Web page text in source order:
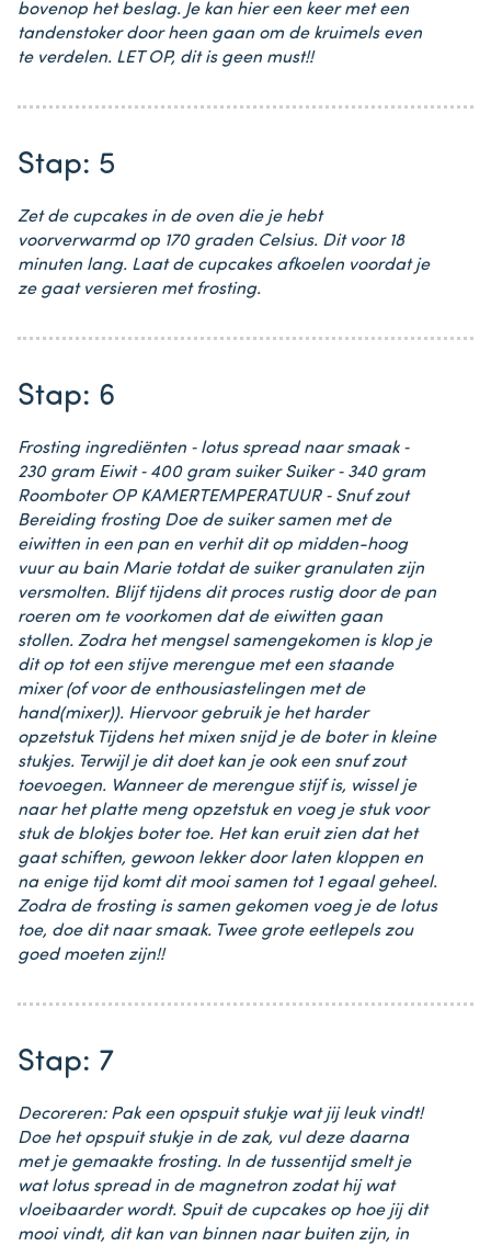
bovenop het beslag. Je kan hier een keer met een
tandenstoker door heen gaan om de kruimels even
te verdelen. LET OP, dit is geen must!!
Stap: 5
Zet de cupcakes in de oven die je hebt
voorverwarmd op 170 graden Celsius. Dit voor 18
minuten lang. Laat de cupcakes afkoelen voordat je
ze gaat versieren met frosting.
Stap: 6
Frosting ingrediënten ⁃ lotus spread naar smaak ⁃
230 gram Eiwit ⁃ 400 gram suiker Suiker ⁃ 340 gram
Roomboter OP KAMERTEMPERATUUR ⁃ Snuf zout
Bereiding frosting Doe de suiker samen met de
eiwitten in een pan en verhit dit op midden-hoog
vuur au bain Marie totdat de suiker granulaten zijn
versmolten. Blijf tijdens dit proces rustig door de pan
roeren om te voorkomen dat de eiwitten gaan
stollen. Zodra het mengsel samengekomen is klop je
dit op tot een stijve merengue met een staande
mixer (of voor de enthousiastelingen met de
hand(mixer)). Hiervoor gebruik je het harder
opzetstuk Tijdens het mixen snijd je de boter in kleine
stukjes. Terwijl je dit doet kan je ook een snuf zout
toevoegen. Wanneer de merengue stijf is, wissel je
naar het platte meng opzetstuk en voeg je stuk voor
stuk de blokjes boter toe. Het kan eruit zien dat het
gaat schiften, gewoon lekker door laten kloppen en
na enige tijd komt dit mooi samen tot 1 egaal geheel.
Zodra de frosting is samen gekomen voeg je de lotus
toe, doe dit naar smaak. Twee grote eetlepels zou
goed moeten zijn!!
Stap: 7
Decoreren: Pak een opspuit stukje wat jij leuk vindt!
Doe het opspuit stukje in de zak, vul deze daarna
met je gemaakte frosting. In de tussentijd smelt je
wat lotus spread in de magnetron zodat hij wat
vloeibaarder wordt. Spuit de cupcakes op hoe jij dit
mooi vindt, dit kan van binnen naar buiten zijn, in